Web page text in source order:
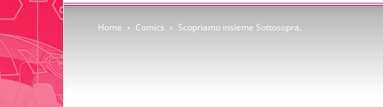
Home Comics Scopriamo insieme Sottosopra.